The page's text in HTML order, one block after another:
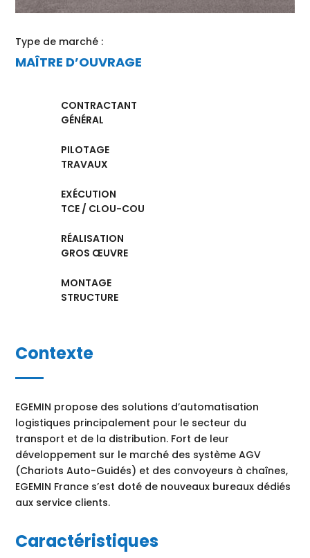
Type de marché :
MAÎTRE D’OUVRAGE
CONTRACTANT
GÉNÉRAL
PILOTAGE
TRAVAUX
EXÉCUTION
TCE / CLOU-COU
RÉALISATION
GROS ŒUVRE
MONTAGE
STRUCTURE
Contexte
EGEMIN propose des solutions d’automatisation
logistiques principalement pour le secteur du
transport et de la distribution. Fort de leur
développement sur le marché des système AGV
(Chariots Auto-Guidés) et des convoyeurs à chaînes,
EGEMIN France s’est doté de nouveaux bureaux dédiés
aux service clients.
Caractéristiques